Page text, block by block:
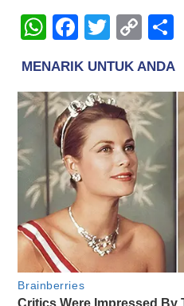
WhatsApp
Facebook
Twitter
Copy